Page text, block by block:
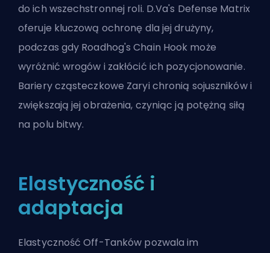
do ich wszechstronnej roli. D.Va's Defense Matrix
oferuje kluczową ochronę dla jej drużyny,
podczas gdy Roadhog's Chain Hook może
wyróżnić wrogów i zakłócić ich pozycjonowanie.
Bariery cząsteczkowe Zaryi chronią sojuszników i
zwiększają jej obrażenia, czyniąc ją potężną siłą
na polu bitwy.
Elastyczność i
adaptacja
Elastyczność Off-Tanków pozwala im